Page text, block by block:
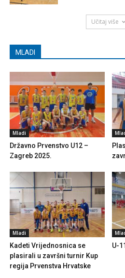
Učitaj više
MLADI
Mladi
Državno Prvenstvo U12 –
Zagreb 2025.
Mladi
Kadeti Vrijednosnica se
plasirali u završni turnir Kup
regija Prvenstva Hrvatske
U-11